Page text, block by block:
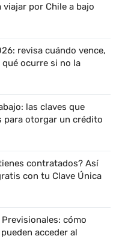
por Chile a bajo
revisa cuándo vence,
ocurre si no la
las claves que
para otorgar un crédito
contratados? Así
con tu Clave Única
cómo
acceder al